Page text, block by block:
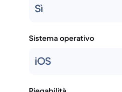
Sì
Sistema operativo
iOS